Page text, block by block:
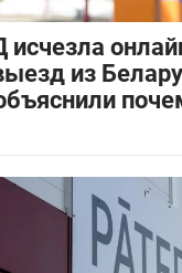
из